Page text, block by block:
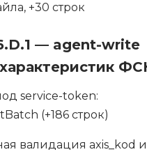
+30 строк
— agent-write
service-token:
(+186 строк)
валидация axis_kod и